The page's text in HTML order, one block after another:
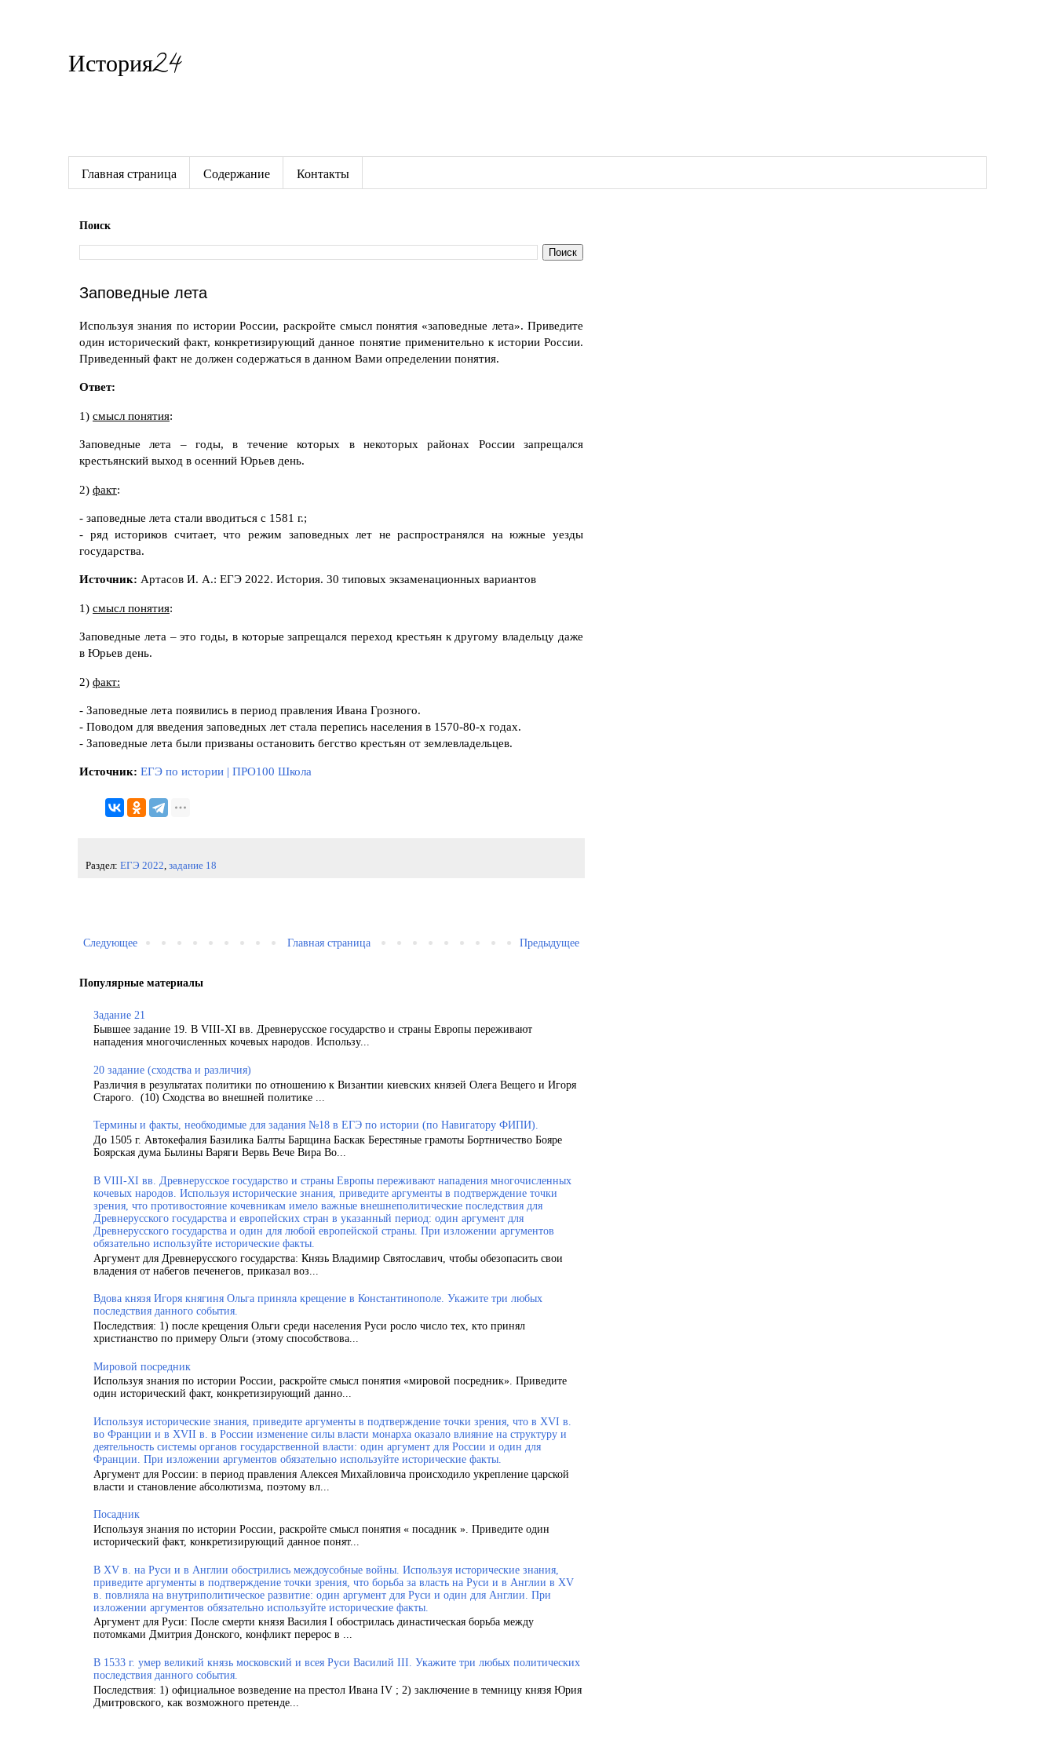
История24
Главная страница Содержание Контакты
Поиск
Заповедные лета
Используя знания по истории России, раскройте смысл понятия «заповедные лета». Приведите
один исторический факт, конкретизирующий данное понятие применительно к истории России.
Приведенный факт не должен содержаться в данном Вами определении понятия.
Ответ:
1) смысл понятия:
Заповедные лета – годы, в течение которых в некоторых районах России запрещался
крестьянский выход в осенний Юрьев день.
2) факт:
- заповедные лета стали вводиться с 1581 г.;
- ряд историков считает, что режим заповедных лет не распространялся на южные уезды
государства.
Источник: Артасов И. А.: ЕГЭ 2022. История. 30 типовых экзаменационных вариантов
1) смысл понятия:
Заповедные лета – это годы, в которые запрещался переход крестьян к другому владельцу даже
в Юрьев день.
2) факт:
- Заповедные лета появились в период правления Ивана Грозного.
- Поводом для введения заповедных лет стала перепись населения в 1570-80-х годах.
- Заповедные лета были призваны остановить бегство крестьян от землевладельцев.
Источник: ЕГЭ по истории | ПРО100 Школа
Раздел: ЕГЭ 2022 задание 18
Следующее Предыдущее
Главная страница
Популярные материалы
Задание 21
Бывшее задание 19. В VIII-XI вв. Древнерусское государство и страны Европы переживают
нападения многочисленных кочевых народов. Использу...
20 задание (сходства и различия)
Различия в результатах политики по отношению к Византии киевских князей Олега Вещего и Игоря
Старого. (10) Сходства во внешней политике ...
Термины и факты, необходимые для задания №18 в ЕГЭ по истории (по Навигатору ФИПИ).
До 1505 г. Автокефалия Базилика Балты Барщина Баскак Берестяные грамоты Бортничество Бояре
Боярская дума Былины Варяги Вервь Вече Вира Во...
В VIII-XI вв. Древнерусское государство и страны Европы переживают нападения многочисленных
кочевых народов. Используя исторические знания, приведите аргументы в подтверждение точки
зрения, что противостояние кочевникам имело важные внешнеполитические последствия для
Древнерусского государства и европейских стран в указанный период: один аргумент для
Древнерусского государства и один для любой европейской страны. При изложении аргументов
обязательно используйте исторические факты.
Аргумент для Древнерусского государства: Князь Владимир Святославич, чтобы обезопасить свои
владения от набегов печенегов, приказал воз...
Вдова князя Игоря княгиня Ольга приняла крещение в Константинополе. Укажите три любых
последствия данного события.
Последствия: 1) после крещения Ольги среди населения Руси росло число тех, кто принял
христианство по примеру Ольги (этому способствова...
Мировой посредник
Используя знания по истории России, раскройте смысл понятия «мировой посредник». Приведите
один исторический факт, конкретизирующий данно...
Используя исторические знания, приведите аргументы в подтверждение точки зрения, что в XVI в.
во Франции и в XVII в. в России изменение силы власти монарха оказало влияние на структуру и
деятельность системы органов государственной власти: один аргумент для России и один для
Франции. При изложении аргументов обязательно используйте исторические факты.
Аргумент для России: в период правления Алексея Михайловича происходило укрепление царской
власти и становление абсолютизма, поэтому вл...
Посадник
Используя знания по истории России, раскройте смысл понятия « посадник ». Приведите один
исторический факт, конкретизирующий данное понят...
В XV в. на Руси и в Англии обострились междоусобные войны. Используя исторические знания,
приведите аргументы в подтверждение точки зрения, что борьба за власть на Руси и в Англии в XV
в. повлияла на внутриполитическое развитие: один аргумент для Руси и один для Англии. При
изложении аргументов обязательно используйте исторические факты.
Аргумент для Руси: После смерти князя Василия I обострилась династическая борьба между
потомками Дмитрия Донского, конфликт перерос в ...
В 1533 г. умер великий князь московский и всея Руси Василий III. Укажите три любых политических
последствия данного события.
Последствия: 1) официальное возведение на престол Ивана IV ; 2) заключение в темницу князя Юрия
Дмитровского, как возможного претенде...